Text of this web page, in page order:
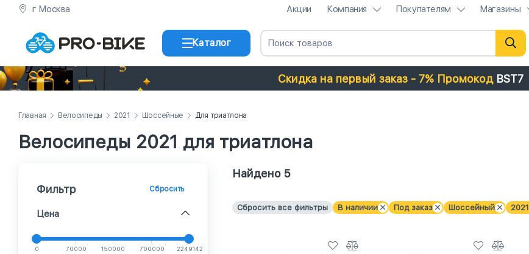
г Москва Акции Компания Покупателям Магазины
Каталог
Скидка на первый заказ - 7% Промокод BST7
Главная Велосипеды 2021 Шоссейные Для триатлона
Велосипеды 2021 для триатлона
Найдено 5
Сбросить все фильтры В наличии Под заказ Шоссейный 2021
Фильтр Сбросить
Цена
0 70000 150000 700000 2249142